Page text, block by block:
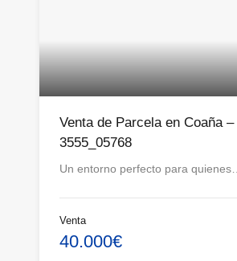
Venta de Parcela en Coaña –
3555_05768
Un entorno perfecto para quienes…
Venta
40.000€